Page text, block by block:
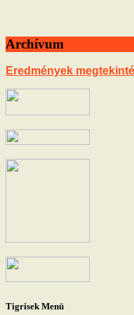
Archívum
Eredmények
Tigrisek Menü